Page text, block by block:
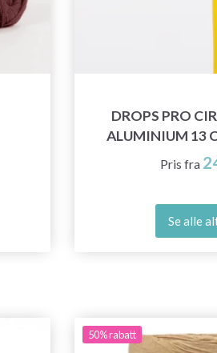
DROPS PRO
ALUMINIUM 13
Pris fra
Se alle
50%rabatt